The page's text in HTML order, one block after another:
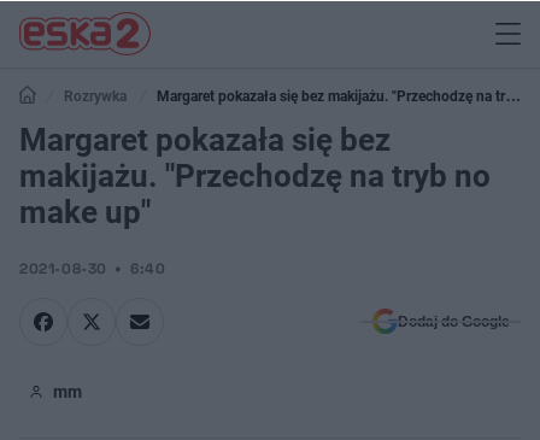
Rozrywka
Margaret pokazała się bez makijażu. "Przechodzę na tryb
no make up"
Margaret pokazała się bez
makijażu. "Przechodzę na tryb no
make up"
2021-08-30 6:40
Dodaj do Google
mm